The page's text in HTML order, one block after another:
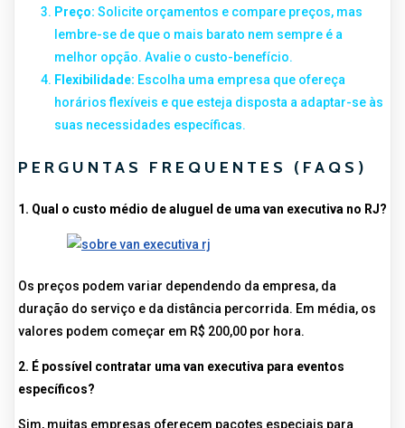
Preço: Solicite orçamentos e compare preços, mas
lembre-se de que o mais barato nem sempre é a
melhor opção. Avalie o custo-benefício.
Flexibilidade: Escolha uma empresa que ofereça
horários flexíveis e que esteja disposta a adaptar-se às
suas necessidades específicas.
PERGUNTAS FREQUENTES (FAQS)
1. Qual o custo médio de aluguel de uma van executiva no RJ?
Os preços podem variar dependendo da empresa, da
duração do serviço e da distância percorrida. Em média, os
valores podem começar em R$ 200,00 por hora.
2. É possível contratar uma van executiva para eventos
específicos?
Sim, muitas empresas oferecem pacotes especiais para